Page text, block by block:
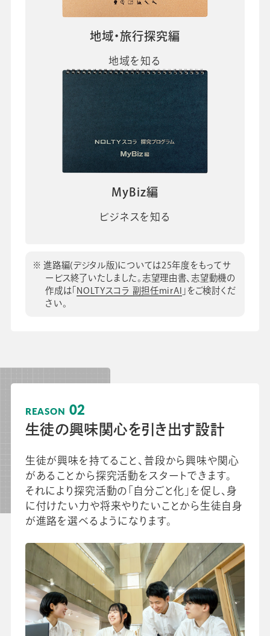
地域・旅行探究編
地域を知る
MyBiz編
ビジネスを知る
進路編(デジタル版)については25年度をもってサ
ービス終了いたしました。志望理由書、志望動機の
作成は「
NOLTYスコラ 副担任mirAI 」をご検討くだ
さい。
REASON 02
生徒の興味関心を引き出す設計
生徒が興味を持てること、普段から興味や関心
があることから探究活動をスタートできます。
それにより探究活動の「自分ごと化」を促し、身
に付けたい力や将来やりたいことから生徒自身
が進路を選べるようになります。